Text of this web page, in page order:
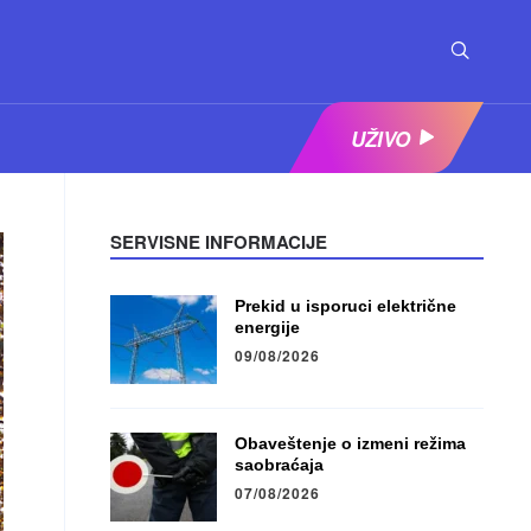
UŽIVO
SERVISNE INFORMACIJE
Prekid u isporuci električne
energije
09/08/2026
Obaveštenje o izmeni režima
saobraćaja
07/08/2026